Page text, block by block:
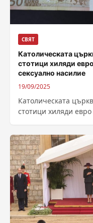
СВЯТ
Католическата
стотици хиляди
сексуално насилие
19/09/2025
Католическата
стотици хиляди